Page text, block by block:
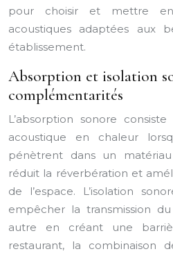
pour choisir et mettre
acoustiques adaptées aux
établissement.
Absorption et isolation
complémentarités
L’absorption sonore
acoustique en chaleur
pénètrent dans un
réduit la réverbération et
de l’espace. L’isolation
empêcher la transmission
autre en créant une
restaurant, la combinaison